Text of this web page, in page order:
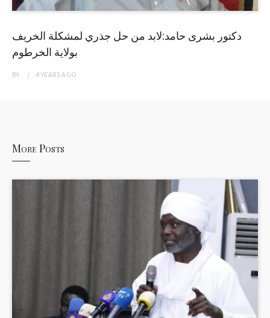
دكتور بشرى حامد:لابد من حل جذري لمشكلة الخريف
بولاية الخرطوم
BY 4 YEARSAGO
More Posts